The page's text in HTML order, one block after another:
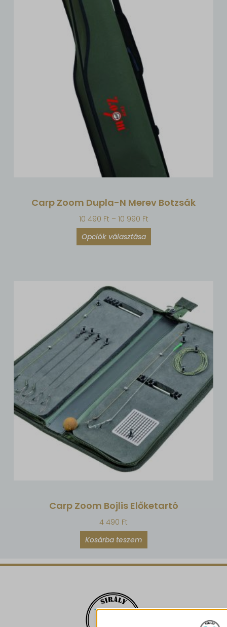
Carp Zoom Dupla-N Merev Botzsák
10 490 Ft – 10 990 Ft
Opciók választása
Carp Zoom Bojlis Előketartó
4 490 Ft
Kosárba teszem